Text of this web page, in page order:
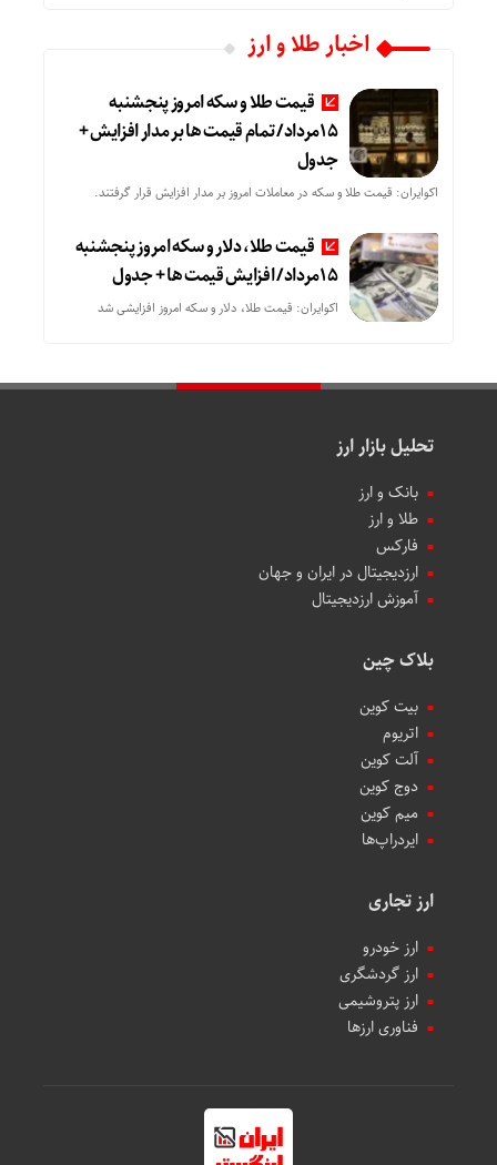
اخبار طلا و ارز
قیمت طلا و سکه امروز پنجشنبه
15مرداد/ تمام قیمت ها بر مدار افزایش +
جدول
اکوایران: قیمت طلا و سکه در معاملات امروز بر مدار افزایش قرار گرفتند.
قیمت طلا، دلار و سکه امروز پنجشنبه
15مرداد/ افزایش قیمت ها + جدول
اکوایران: قیمت طلا، دلار و سکه امروز افزایشی شد
تحلیل بازار ارز
بانک و ارز
طلا و ارز
فارکس
ارزدیجیتال در ایران و جهان
آموزش ارزدیجیتال
بلاک چین
بیت کوین
اتریوم
آلت کوین
دوج کوین
میم کوین‌
ایردراپ‌ها
ارز تجاری
ارز خودرو
ارز گردشگری
ارز پتروشیمی
فناوری ارزها